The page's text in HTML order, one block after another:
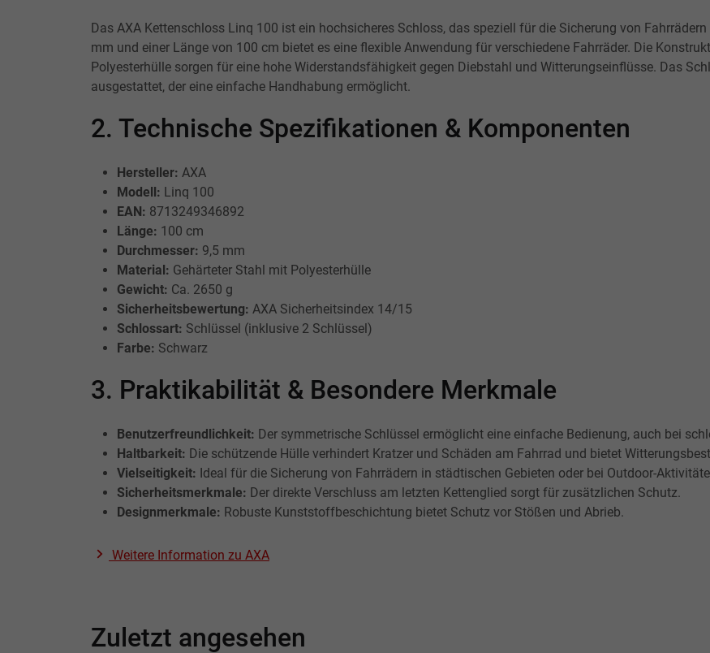
Das AXA Kettenschloss Linq 100 ist ein hochsicheres Schloss, das speziell für die Sicherung von
mm und einer Länge von 100 cm bietet es eine flexible Anwendung für verschiedene Fahrräder. Die
Polyesterhülle sorgen für eine hohe Widerstandsfähigkeit gegen Diebstahl und Witterungseinflüsse. Das
ausgestattet, der eine einfache Handhabung ermöglicht.
2. Technische Spezifikationen & Komponenten
Hersteller: AXA
Modell: Linq 100
EAN: 8713249346892
Länge: 100 cm
Durchmesser: 9,5 mm
Material: Gehärteter Stahl mit Polyesterhülle
Gewicht: Ca. 2650 g
Sicherheitsbewertung: AXA Sicherheitsindex 14/15
Schlossart: Schlüssel (inklusive 2 Schlüssel)
Farbe: Schwarz
3. Praktikabilität & Besondere Merkmale
Benutzerfreundlichkeit: Der symmetrische Schlüssel ermöglicht eine einfache Bedienung, auch bei
Haltbarkeit: Die schützende Hülle verhindert Kratzer und Schäden am Fahrrad und bietet
Vielseitigkeit: Ideal für die Sicherung von Fahrrädern in städtischen Gebieten oder bei Outdoor-
Sicherheitsmerkmale: Der direkte Verschluss am letzten Kettenglied sorgt für zusätzlichen Schutz.
Designmerkmale: Robuste Kunststoffbeschichtung bietet Schutz vor Stößen und Abrieb.
Weitere Information zu AXA
Zuletzt angesehen